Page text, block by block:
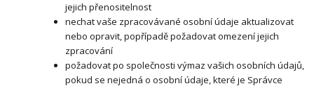
jejich přenositelnost
nechat vaše zpracovávané osobní údaje aktualizovat
nebo opravit, popřípadě požadovat omezení jejich
zpracování
požadovat po společnosti výmaz vašich osobních údajů,
pokud se nejedná o osobní údaje, které je Správce